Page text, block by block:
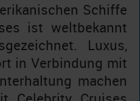
Schiffe
ist weltbekannt
Luxus,
in Verbindung mit
machen